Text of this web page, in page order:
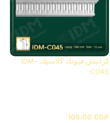
كرانيش فيوتك كلاسيك IDM-
C045
105.00 EGP